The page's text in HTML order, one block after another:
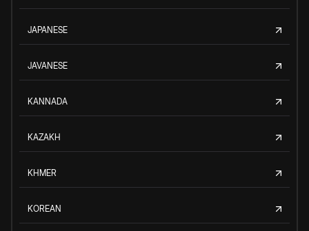
JAPANESE
JAVANESE
KANNADA
KAZAKH
KHMER
KOREAN